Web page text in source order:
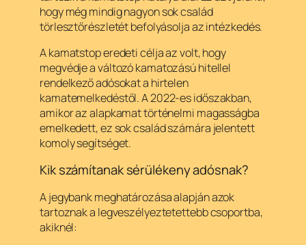
hogy még mindig nagyon sok család
törlesztőrészletét befolyásolja az intézkedés.
A kamatstop eredeti célja az volt, hogy
megvédje a változó kamatozású hitellel
rendelkező adósokat a hirtelen
kamatemelkedéstől. A 2022-es időszakban,
amikor az alapkamat történelmi magasságba
emelkedett, ez sok család számára jelentett
komoly segítséget.
Kik számítanak sérülékeny adósnak?
A jegybank meghatározása alapján azok
tartoznak a legveszélyeztetettebb csoportba,
akiknél: